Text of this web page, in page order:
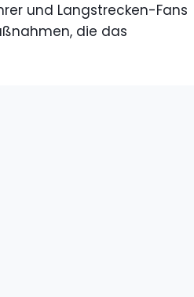
und Langstrecken-Fans
die das